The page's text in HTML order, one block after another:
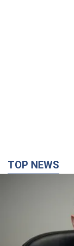
Украина
установки
Зеленский
Глава